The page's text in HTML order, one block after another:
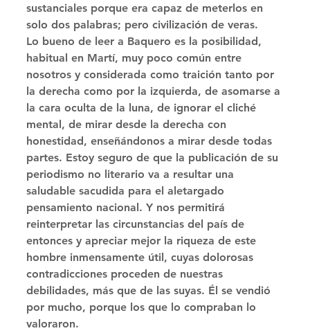
sustanciales porque era capaz de meterlos en
solo dos palabras; pero civilización de veras.
Lo bueno de leer a Baquero es la posibilidad,
habitual en Martí, muy poco común entre
nosotros y considerada como traición tanto por
la derecha como por la izquierda, de asomarse a
la cara oculta de la luna, de ignorar el cliché
mental, de mirar desde la derecha con
honestidad, enseñándonos a mirar desde todas
partes. Estoy seguro de que la publicación de su
periodismo no literario va a resultar una
saludable sacudida para el aletargado
pensamiento nacional. Y nos permitirá
reinterpretar las circunstancias del país de
entonces y apreciar mejor la riqueza de este
hombre inmensamente útil, cuyas dolorosas
contradicciones proceden de nuestras
debilidades, más que de las suyas. Él se vendió
por mucho, porque los que lo compraban lo
valoraron.